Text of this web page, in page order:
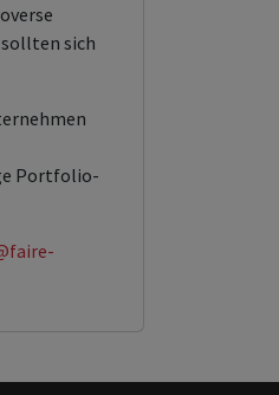
sich
Portfolio-